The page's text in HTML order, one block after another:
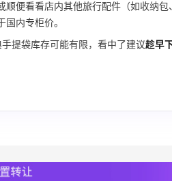
顺便看看店内其他旅行配件（如收纳
内专柜价。
手提袋库存可能有限，看中了建议趁早
TIMEBEAM